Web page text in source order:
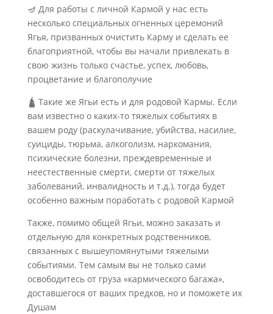
🪔 Для работы с личной Кармой у нас есть
несколько специальных огненных церемоний
Ягья, призванных очистить Карму и сделать ее
благоприятной, чтобы вы начали привлекать в
свою жизнь только счастье, успех, любовь,
процветание и благополучие
🛕 Такие же Ягьи есть и для родовой Кармы. Если
вам известно о каких-то тяжелых событиях в
вашем роду (раскулачивание, убийства, насилие,
суициды, тюрьма, алкоголизм, наркомания,
психические болезни, преждевременные и
неестественные смерти, смерти от тяжелых
заболеваний, инвалидность и т.д.), тогда будет
особенно важным поработать с родовой Кармой
Также, помимо общей Ягьи, можно заказать и
отдельную для конкретных родственников,
связанных с вышеупомянутыми тяжелыми
событиями. Тем самым вы не только сами
освободитесь от груза «кармического багажа»,
доставшегося от ваших предков, но и поможете их
Душам